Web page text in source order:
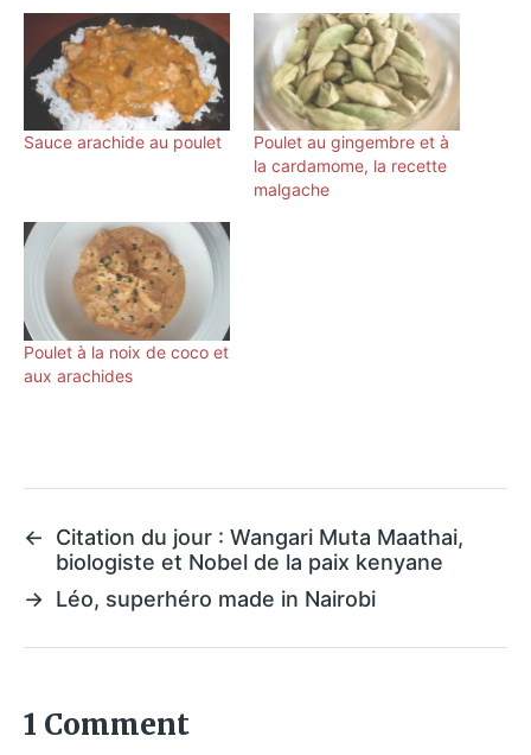
Sauce arachide au poulet
Poulet au gingembre et à
la cardamome, la recette
malgache
Poulet à la noix de coco et
aux arachides
←
Citation du jour : Wangari Muta Maathai,
biologiste et Nobel de la paix kenyane
→ Léo, superhéro made in Nairobi
1 Comment